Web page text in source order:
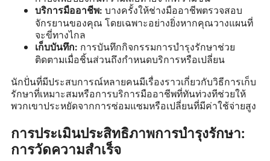
บริการมืออาชีพ: บางครั้งให้ช่างมืออาชีพตรวจสอบ
จักรยานของคุณ โดยเฉพาะอย่างยิ่งหากคุณวางแผนที่
จะขี่ทางไกล
เก็บบันทึก: การบันทึกกิจกรรมการบำรุงรักษาช่วย
ติดตามเมื่อชิ้นส่วนถึงกำหนดบริการหรือเปลี่ยน
นักปั่นที่มีประสบการณ์หลายคนมีเรื่องราวเกี่ยวกับวิธีการเก็บ
รักษาที่เหมาะสมหรือการบริการมืออาชีพที่ทันท่วงทีช่วยให้
พวกเขาประหยัดจากการซ่อมแซมหรือเปลี่ยนที่มีค่าใช้จ่ายสูง
การประเมินประสิทธิภาพการบำรุงรักษา:
การวัดความสำเร็จ